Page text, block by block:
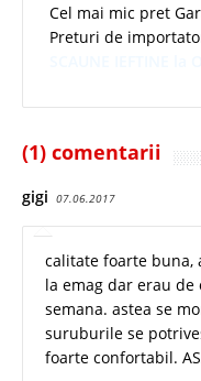
Cel mai mic pret
Preturi de
(1) comentarii
gigi 07.06.2017
calitate foarte buna,
la emag dar erau
semana. astea se
suruburile se
foarte confortabil.